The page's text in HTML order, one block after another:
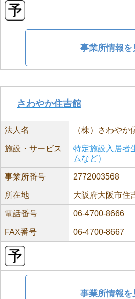
事業所情報を
さわやか住吉館
法人名 （株）さわやか
施設・サービス
特定施設入居者
ムなど）
事業所番号 2772003568
所在地 大阪府大阪市住
電話番号 06-4700-8666
FAX番号 06-4700-8667
事業所情報を